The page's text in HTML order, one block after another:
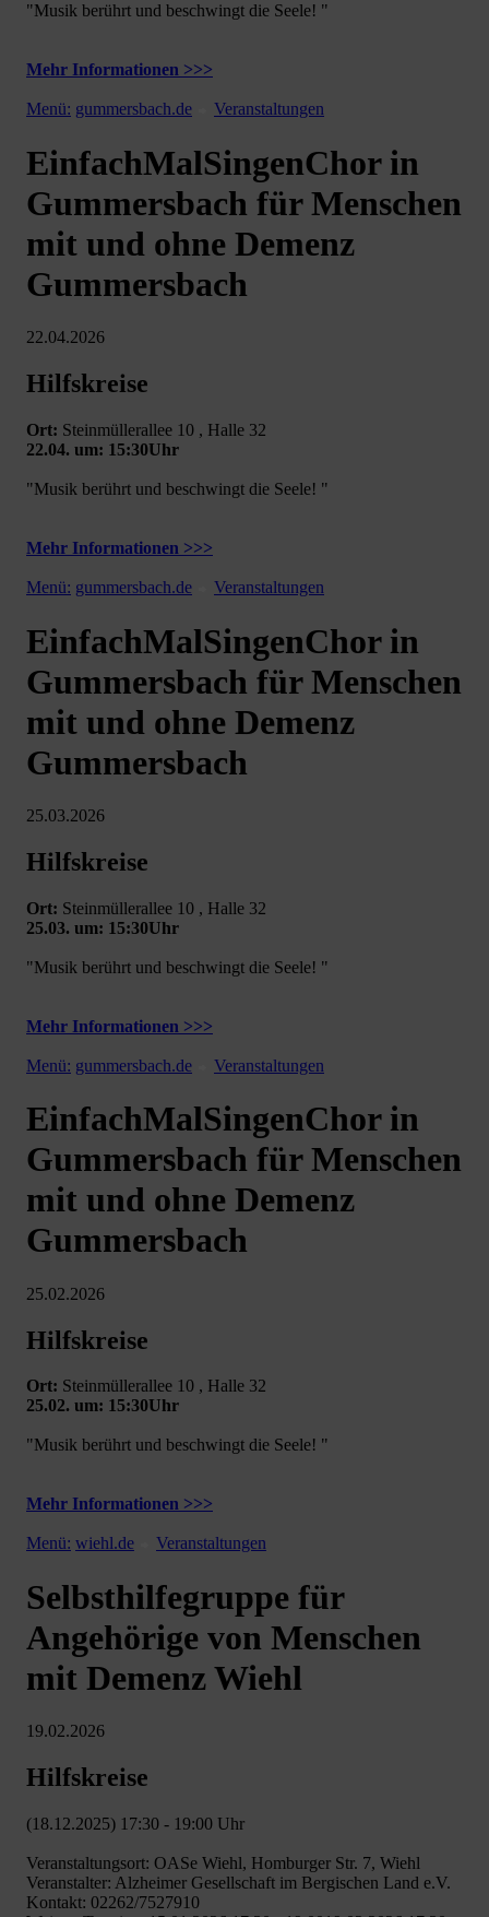
"Musik berührt und beschwingt die Seele! "
Mehr Informationen >>>
Menü: gummersbach.de Veranstaltungen
EinfachMalSingenChor in
Gummersbach für Menschen
mit und ohne Demenz
Gummersbach
22.04.2026
Hilfskreise
Ort: Steinmüllerallee 10 , Halle 32
22.04. um: 15:30Uhr
"Musik berührt und beschwingt die Seele! "
Mehr Informationen >>>
Menü: gummersbach.de Veranstaltungen
EinfachMalSingenChor in
Gummersbach für Menschen
mit und ohne Demenz
Gummersbach
25.03.2026
Hilfskreise
Ort: Steinmüllerallee 10 , Halle 32
25.03. um: 15:30Uhr
"Musik berührt und beschwingt die Seele! "
Mehr Informationen >>>
Menü: gummersbach.de Veranstaltungen
EinfachMalSingenChor in
Gummersbach für Menschen
mit und ohne Demenz
Gummersbach
25.02.2026
Hilfskreise
Ort: Steinmüllerallee 10 , Halle 32
25.02. um: 15:30Uhr
"Musik berührt und beschwingt die Seele! "
Mehr Informationen >>>
Menü: wiehl.de Veranstaltungen
Selbsthilfegruppe für
Angehörige von Menschen
mit Demenz Wiehl
19.02.2026
Hilfskreise
(18.12.2025) 17:30 - 19:00 Uhr
Veranstaltungsort: OASe Wiehl, Homburger Str. 7, Wiehl
Veranstalter: Alzheimer Gesellschaft im Bergischen Land e.V.
Kontakt: 02262/7527910